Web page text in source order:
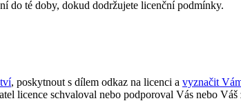
do té doby, dokud dodržujete licenční podmínky.
, poskytnout s dílem odkaz na licenci a vyznačit
licence schvaloval nebo podporoval Vás nebo